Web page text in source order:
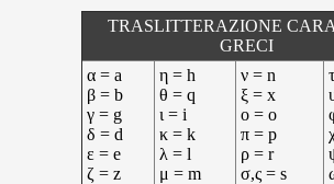
TRASLITTERAZIONE
GRECI
α = a
β = b
γ = g
δ = d
ε = e
ζ = z
η = h
θ = q
ι = i
κ = k
λ = l
μ = m
ν = n
ξ = x
ο = o
π = p
ρ = r
σ,ς = s